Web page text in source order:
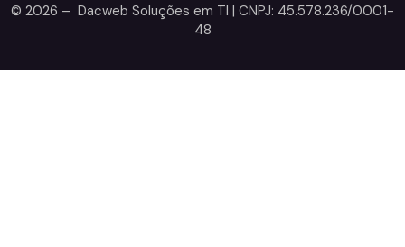
© 2026 – Dacweb Soluções em TI | CNPJ: 45.578.236/0001-
48